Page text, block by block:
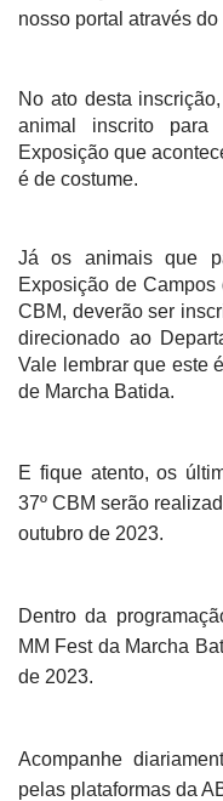
nosso portal através
No ato desta
animal inscrito
Exposição que
é de costume.
Já os animais que
Exposição de
CBM, deverão ser
direcionado ao
Vale lembrar que este
de Marcha Batida.
E fique atento, os
37º CBM serão
outubro de 2023.
Dentro da
MM Fest da Marcha
de 2023.
Acompanhe
pelas plataformas da